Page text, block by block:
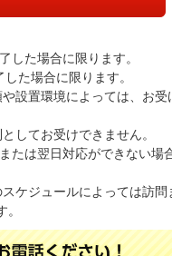
した場合に限ります。
た場合に限ります。
設置環境によっては、お受
してお受けできません。
たは翌日対応ができない場
ケジュールによっては訪問